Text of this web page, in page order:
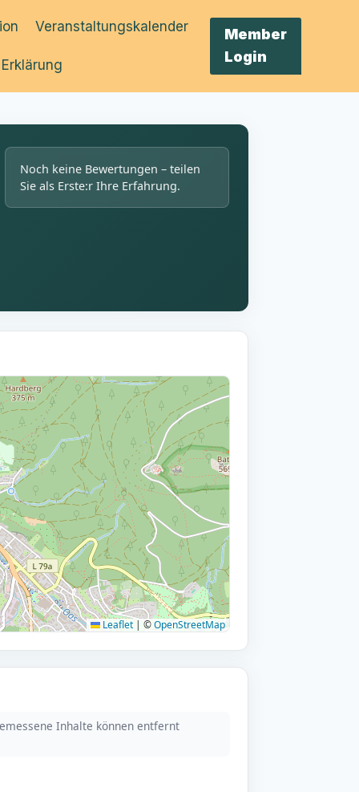
Veranstaltungskalender
Member
Login
Noch keine Bewertungen – teilen
Sie als Erste:r Ihre Erfahrung.
Leaflet | ©OpenStreetMap
Inhalte können entfernt